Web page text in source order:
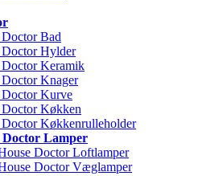
Bad
Doctor Hylder
Doctor Keramik
Knager
Doctor Kurve
Doctor Køkken
Doctor Køkkenrulleholder
Doctor Lamper
Doctor Loftlamper
Doctor Væglamper